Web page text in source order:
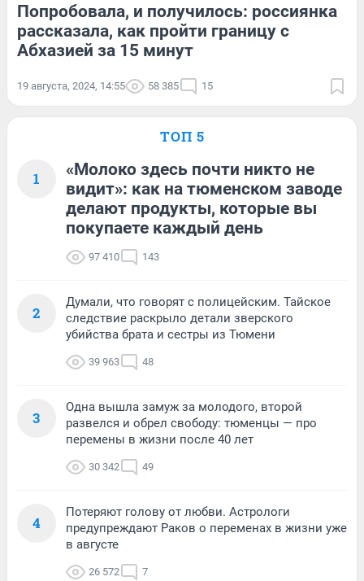
Попробовала, и получилось: россиянка
рассказала, как пройти границу с
Абхазией за 15 минут
19 августа, 2024, 14:55 58 385 15
ТОП 5
1
«Молоко здесь почти никто не
видит»: как на тюменском заводе
делают продукты, которые вы
покупаете каждый день
97 410 143
2
Думали, что говорят с полицейским. Тайское
следствие раскрыло детали зверского
убийства брата и сестры из Тюмени
39 963 48
3
Одна вышла замуж за молодого, второй
развелся и обрел свободу: тюменцы — про
перемены в жизни после 40 лет
30 342 49
4
Потеряют голову от любви. Астрологи
предупреждают Раков о переменах в жизни уже
в августе
26 572 7